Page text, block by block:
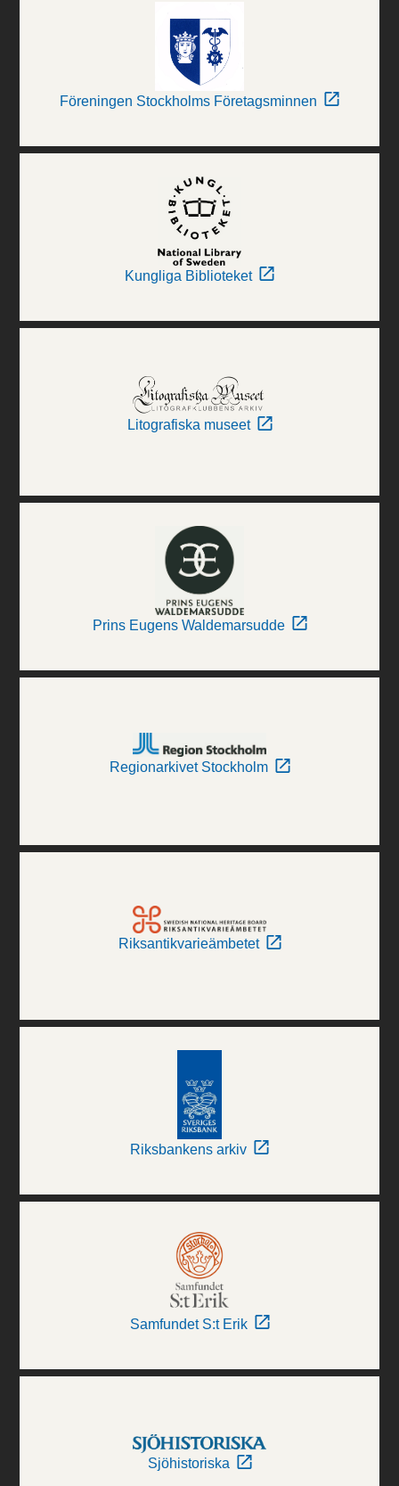
Föreningen Stockholms Företagsminnen
Kungliga Biblioteket
Litografiska museet
Prins Eugens Waldemarsudde
Regionarkivet Stockholm
Riksantikvarieämbetet
Riksbankens arkiv
Samfundet S:t Erik
Sjöhistoriska